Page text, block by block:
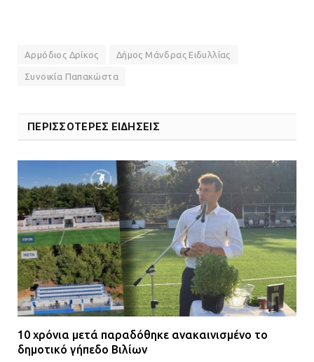
Αρμόδιος Δρίκος Δήμος Μάνδρας Ειδυλλίας
Συνοικία Παπακώστα
ΠΕΡΙΣΣΟΤΕΡΕΣ ΕΙΔΗΣΕΙΣ
10 χρόνια μετά παραδόθηκε ανακαινισμένο το
δημοτικό γήπεδο Βιλίων